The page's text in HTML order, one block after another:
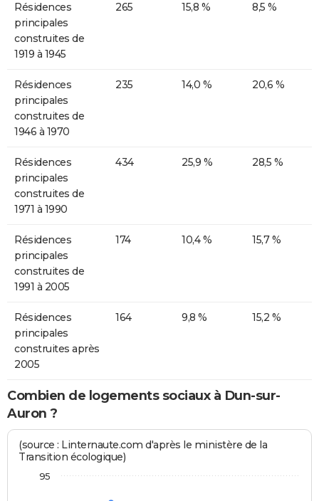
Résidences
principales
construites de
1919 à 1945
265 15,8 % 8,5 %
Résidences
principales
construites de
1946 à 1970
235 14,0 % 20,6 %
Résidences
principales
construites de
1971 à 1990
434 25,9 % 28,5 %
Résidences
principales
construites de
1991 à 2005
174 10,4 % 15,7 %
Résidences
principales
construites après
2005
164 9,8 % 15,2 %
Combien de logements sociaux à Dun-sur-
Auron ?
(source : Linternaute.com d'après le ministère de la
Transition écologique)
95